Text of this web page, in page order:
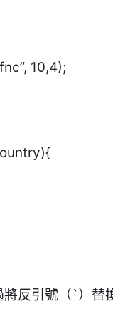
10,4);
反引號（`）替換